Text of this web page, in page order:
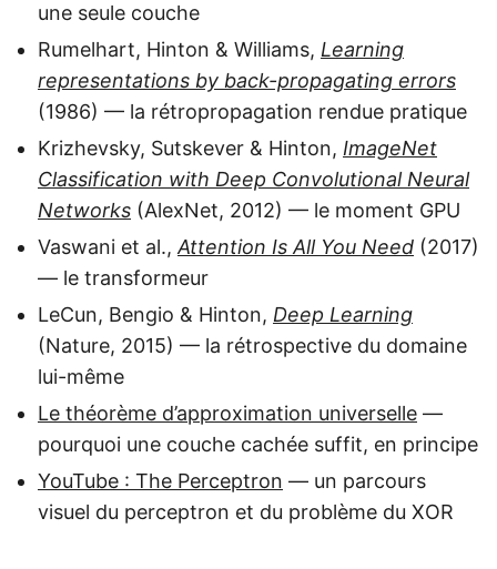
une seule couche
Rumelhart, Hinton & Williams, Learning
representations by back-propagating errors
(1986) — la rétropropagation rendue pratique
Krizhevsky, Sutskever & Hinton, ImageNet
Classification with Deep Convolutional Neural
Networks (AlexNet, 2012) — le moment GPU
Vaswani et al., Attention Is All You Need (2017)
— le transformeur
LeCun, Bengio & Hinton, Deep Learning
(Nature, 2015) — la rétrospective du domaine
lui-même
Le théorème d’approximation universelle —
pourquoi une couche cachée suffit, en principe
YouTube : The Perceptron — un parcours
visuel du perceptron et du problème du XOR